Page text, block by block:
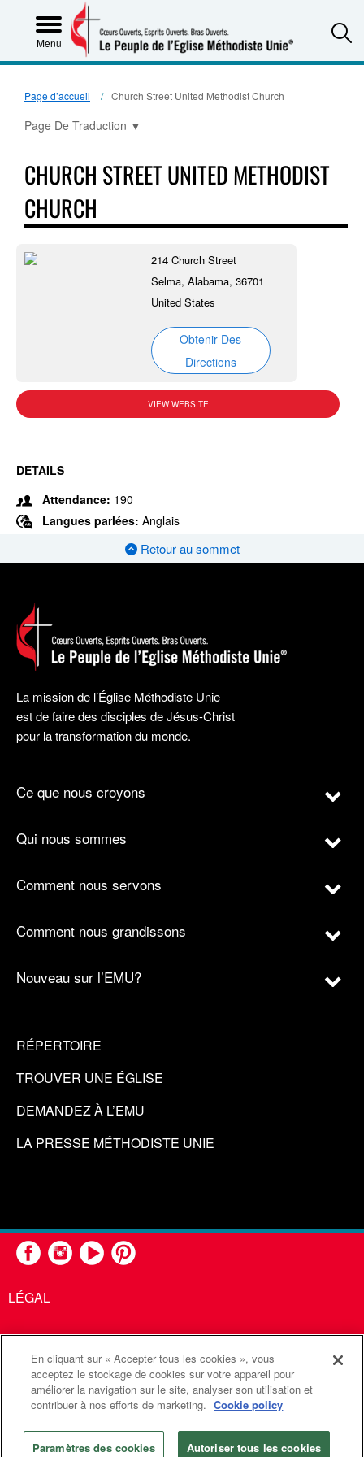
Menu
Page d’accueil Church Street United Methodist Church
Page De Traduction ▼
CHURCH STREET UNITED METHODIST
CHURCH
214 Church Street
Selma, Alabama, 36701
United States
Obtenir Des
Directions
VIEW WEBSITE
DETAILS
Attendance: 190
Langues parlées: Anglais
Retour au sommet
La mission de l’Église Méthodiste Unie
est de faire des disciples de Jésus-Christ
pour la transformation du monde.
Ce que nous croyons
Qui nous sommes
Comment nous servons
Comment nous grandissons
Nouveau sur l’EMU?
RÉPERTOIRE
TROUVER UNE ÉGLISE
DEMANDEZ À L’EMU
LA PRESSE MÉTHODISTE UNIE
LÉGAL
United Methodist Communications est une agence de l'Église
Méthodiste Unie
Communications Méthodistes Unies. Tous droits
réservés
En cliquant sur « Accepter tous les cookies », vous
acceptez le stockage de cookies sur votre appareil pour
améliorer la navigation sur le site, analyser son utilisation et
contribuer à nos efforts de marketing. Cookie policy
Paramètres des cookies Autoriser tous les cookies